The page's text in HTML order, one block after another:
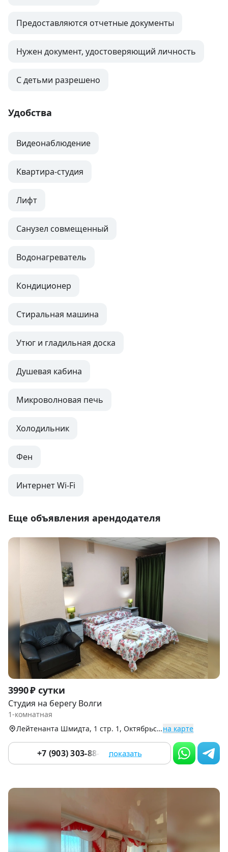
Предоставляются отчетные документы
Нужен документ, удостоверяющий личность
С детьми разрешено
Удобства
Видеонаблюдение
Квартира-студия
Лифт
Санузел совмещенный
Водонагреватель
Кондиционер
Стиральная машина
Утюг и гладильная доска
Душевая кабина
Микроволновая печь
Холодильник
Фен
Интернет Wi-Fi
Еще объявления арендодателя
Item
1
of
9
3990 ₽ сутки
Студия на берегу Волги
1-комнатная
Лейтенанта Шмидта, 1 стр. 1, Октябрьский р-нна карте
+7 (903) 303-88-99 показать